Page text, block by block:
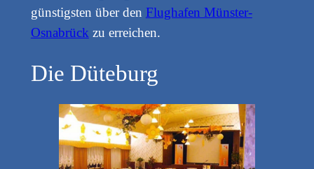
günstigsten über den Flughafen Münster-
Osnabrück zu erreichen.
Die Düteburg